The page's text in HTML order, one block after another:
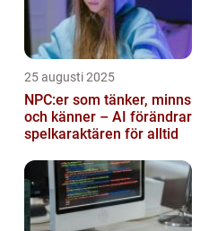
25 augusti 2025
NPC:er som tänker, minns
och känner – AI förändrar
spelkaraktären för alltid